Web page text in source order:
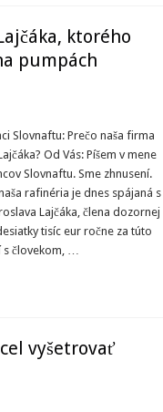
ktorého
pumpách
Slovnaftu: Prečo naša firma
Od Vás: Píšem v mene
Slovnaftu. Sme zhnusení.
rafinéria je dnes spájaná s
Lajčáka, člena dozornej
tisíc eur ročne za túto
s človekom, …
vyšetrovať